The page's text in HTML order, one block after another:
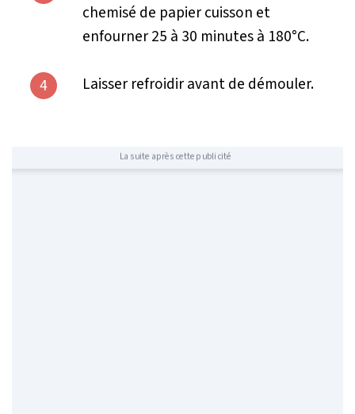
chemisé de papier cuisson et
enfourner 25 à 30 minutes à 180°C.
4 Laisser refroidir avant de démouler.
La suite après cette publicité